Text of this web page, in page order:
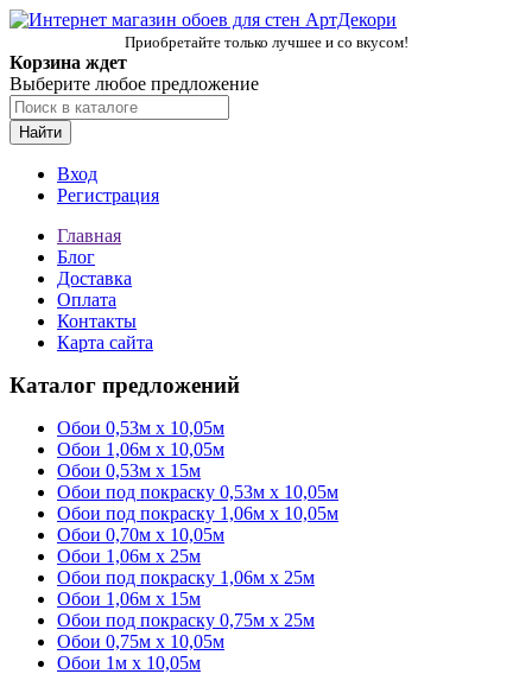
Приобретайте только лучшее и со вкусом!
Корзина ждет
Выберите любое предложение
Найти
Вход
Регистрация
Главная
Блог
Доставка
Оплата
Контакты
Карта сайта
Каталог предложений
Обои 0,53м x 10,05м
Обои 1,06м х 10,05м
Обои 0,53м x 15м
Обои под покраску 0,53м x 10,05м
Обои под покраску 1,06м х 10,05м
Обои 0,70м x 10,05м
Обои 1,06м x 25м
Обои под покраску 1,06м x 25м
Обои 1,06м x 15м
Обои под покраску 0,75м x 25м
Обои 0,75м x 10,05м
Обои 1м х 10,05м